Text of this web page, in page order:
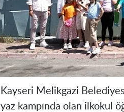
Kayseri Melikgazi
yaz kampında olan ilkokul